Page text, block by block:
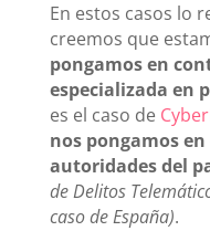
En estos casos lo
creemos que
pongamos en
especializada en
es el caso de
nos pongamos
autoridades del
de Delitos
caso de España).